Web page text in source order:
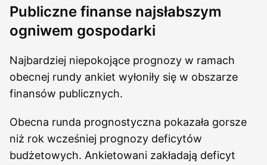
Publiczne finanse najsłabszym
ogniwem gospodarki
Najbardziej niepokojące prognozy w ramach
obecnej rundy ankiet wyłoniły się w obszarze
finansów publicznych.
Obecna runda prognostyczna pokazała gorsze
niż rok wcześniej prognozy deficytów
budżetowych. Ankietowani zakładają deficyt